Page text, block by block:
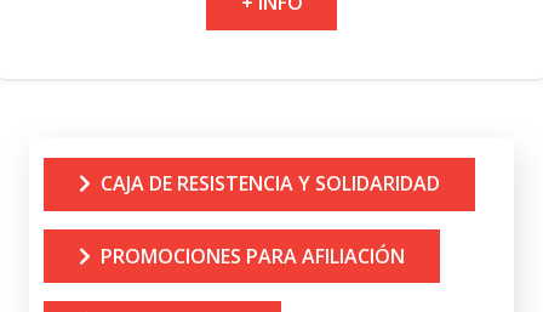
CAJA DE RESISTENCIA Y SOLIDARIDAD
PROMOCIONES PARA AFILIACIÓN